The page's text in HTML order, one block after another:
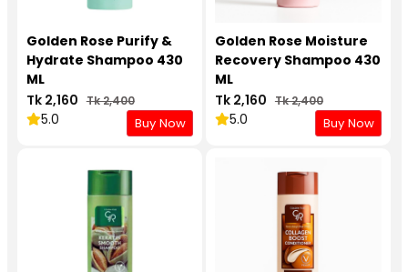
Golden Rose Purify &
Hydrate Shampoo 430
ML
Tk 2,160 Tk 2,400
5.0 Buy Now
Golden Rose Moisture
Recovery Shampoo 430
ML
Tk 2,160 Tk 2,400
5.0 Buy Now